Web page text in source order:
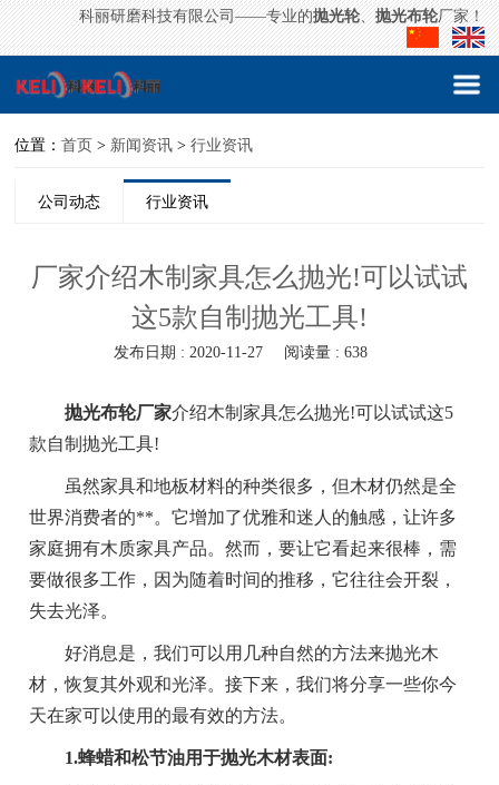
科丽研磨科技有限公司——专业的抛光轮、抛光布轮厂家！
位置：首页 > 新闻资讯 >行业资讯
公司动态 行业资讯
厂家介绍木制家具怎么抛光!可以试试
这5款自制抛光工具!
发布日期 : 2020-11-27 阅读量 : 638
抛光布轮厂家介绍木制家具怎么抛光!可以试试这5
款自制抛光工具!
虽然家具和地板材料的种类很多，但木材仍然是全
世界消费者的**。它增加了优雅和迷人的触感，让许多
家庭拥有木质家具产品。然而，要让它看起来很棒，需
要做很多工作，因为随着时间的推移，它往往会开裂，
失去光泽。
好消息是，我们可以用几种自然的方法来抛光木
材，恢复其外观和光泽。接下来，我们将分享一些你今
天在家可以使用的最有效的方法。
1.蜂蜡和松节油用于抛光木材表面: